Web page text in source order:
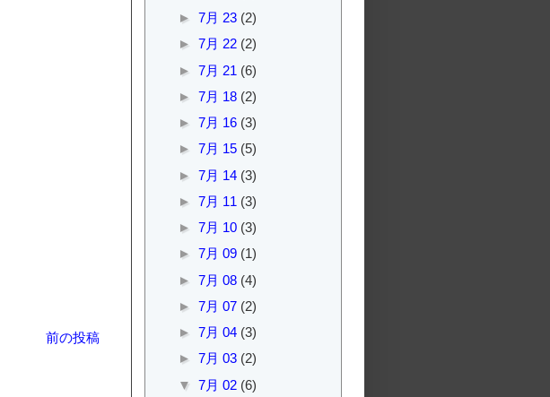
前の投稿
► 7月 23 (2)
► 7月 22 (2)
► 7月 21 (6)
► 7月 18 (2)
► 7月 16 (3)
► 7月 15 (5)
► 7月 14 (3)
► 7月 11 (3)
► 7月 10 (3)
► 7月 09 (1)
► 7月 08 (4)
► 7月 07 (2)
► 7月 04 (3)
► 7月 03 (2)
▼ 7月 02 (6)